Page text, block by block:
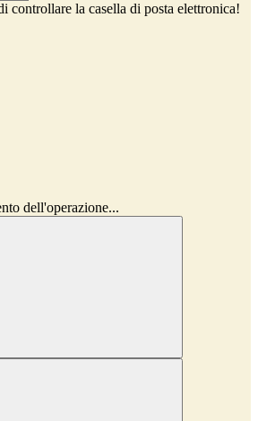
controllare la casella di posta elettronica!
dell'operazione...